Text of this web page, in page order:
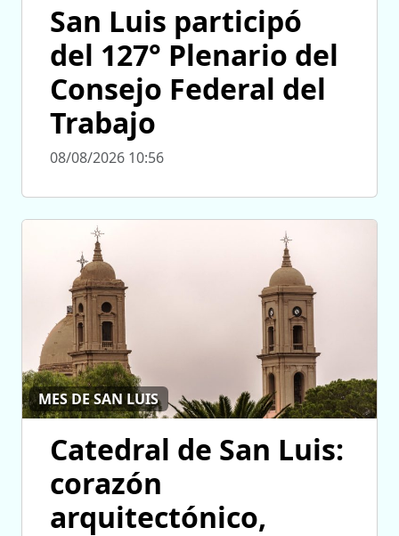
San Luis participó
del 127° Plenario del
Consejo Federal del
Trabajo
08/08/2026 10:56
MES DE SAN LUIS
Catedral de San Luis:
corazón
arquitectónico,